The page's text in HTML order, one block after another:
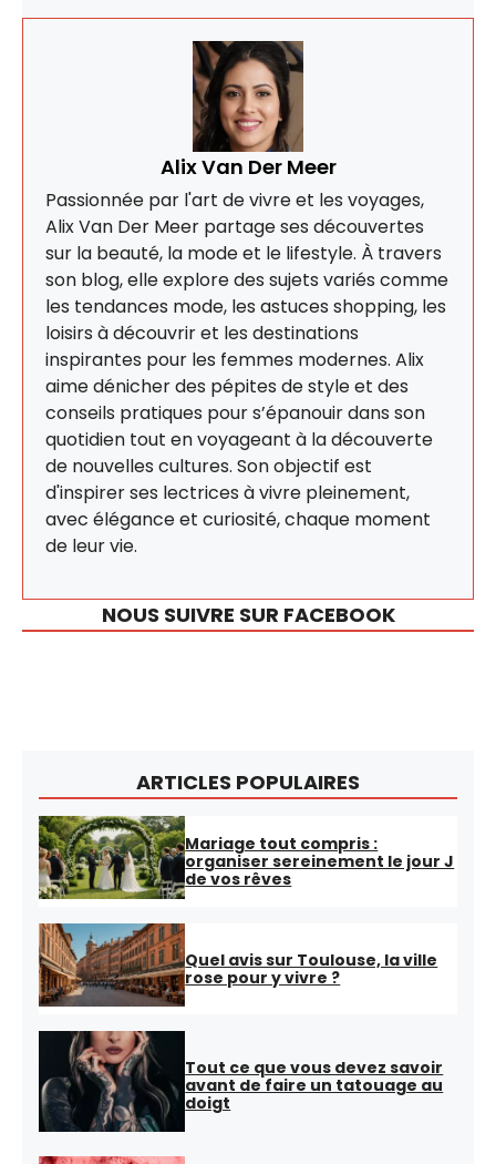
Alix Van Der Meer
Passionnée par l'art de vivre et les voyages,
Alix Van Der Meer partage ses découvertes
sur la beauté, la mode et le lifestyle. À travers
son blog, elle explore des sujets variés comme
les tendances mode, les astuces shopping, les
loisirs à découvrir et les destinations
inspirantes pour les femmes modernes. Alix
aime dénicher des pépites de style et des
conseils pratiques pour s’épanouir dans son
quotidien tout en voyageant à la découverte
de nouvelles cultures. Son objectif est
d'inspirer ses lectrices à vivre pleinement,
avec élégance et curiosité, chaque moment
de leur vie.
NOUS SUIVRE SUR FACEBOOK
ARTICLES POPULAIRES
Mariage tout compris :
organiser sereinement le jour J
de vos rêves
Quel avis sur Toulouse, la ville
rose pour y vivre ?
Tout ce que vous devez savoir
avant de faire un tatouage au
doigt